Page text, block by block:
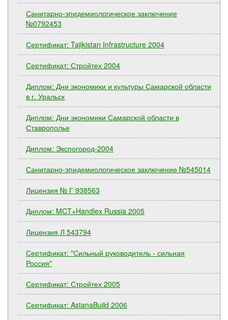
Санитарно-эпидемиологическое заключение
№0792453
Сертификат: Tajikistan Infrastructure 2004
Сертификат: Стройтех 2004
Диплом: Дни экономики и культуры Самарской области
в г. Уральск
Диплом: Дни экономики Самарской области в
Ставрополье
Диплом: Экспогород-2004
Санитарно-эпидемиологическое заключение №545014
Лицензия № Г 938563
Диплом: MCT+Handlex Russia 2005
Лицензия Л 543794
Сертификат: "Сильный руководитель - сильная
Россия"
Сертификат: Стройтех 2005
Сертификат: AstanaBuild 2006